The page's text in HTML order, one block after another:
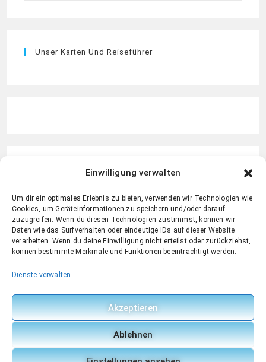
Einwilligung verwalten
Um dir ein optimales Erlebnis zu bieten, verwenden wir Technologien wie
Cookies, um Geräteinformationen zu speichern und/oder darauf
zuzugreifen. Wenn du diesen Technologien zustimmst, können wir
Daten wie das Surfverhalten oder eindeutige IDs auf dieser Website
verarbeiten. Wenn du deine Einwilligung nicht erteilst oder zurückziehst,
können bestimmte Merkmale und Funktionen beeinträchtigt werden.
Dienste verwalten
Akzeptieren
Ablehnen
Unser Karten Und Reiseführer